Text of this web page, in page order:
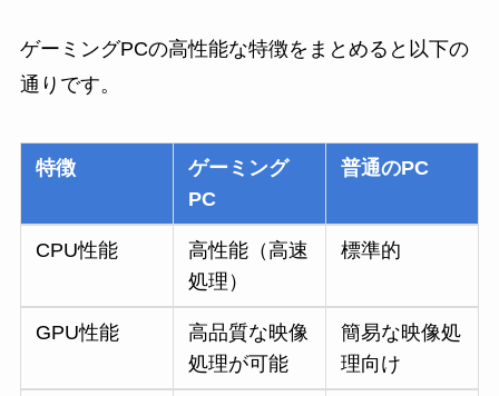
ゲーミングPCの高性能な特徴をまとめると以下の
通りです。
特徴
ゲーミング
PC
普通のPC
CPU性能
高性能（高速
処理）
標準的
GPU性能
高品質な映像
処理が可能
簡易な映像処
理向け